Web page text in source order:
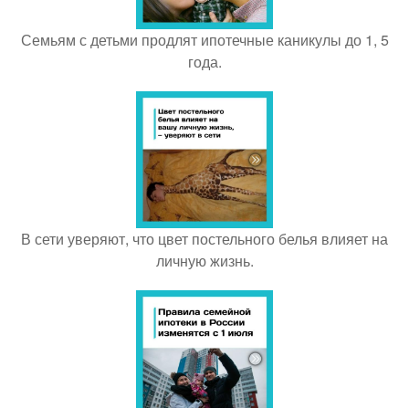
Семьям с детьми продлят ипотечные каникулы до 1, 5
года.
В сети уверяют, что цвет постельного белья влияет на
личную жизнь.